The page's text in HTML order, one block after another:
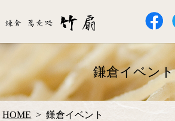
鎌倉イベント
HOME 鎌倉イベント